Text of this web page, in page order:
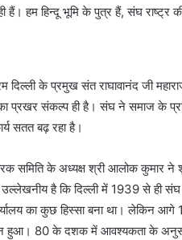
हैं। हम हिन्दू भूमि के पुत्र हैं, संघ राष्ट्र
दिल्ली के प्रमुख संत राघावानंद जी
प्रखर संकल्प ही है। संघ ने समाज के
सतत बढ़ रहा है।
समिति के अध्यक्ष श्री आलोक कुमार
उल्लेखनीय है कि दिल्ली में 1939 से ही
का कुछ हिस्सा बना था। लेकिन
हुआ। 80 के दशक में आवश्यकता के